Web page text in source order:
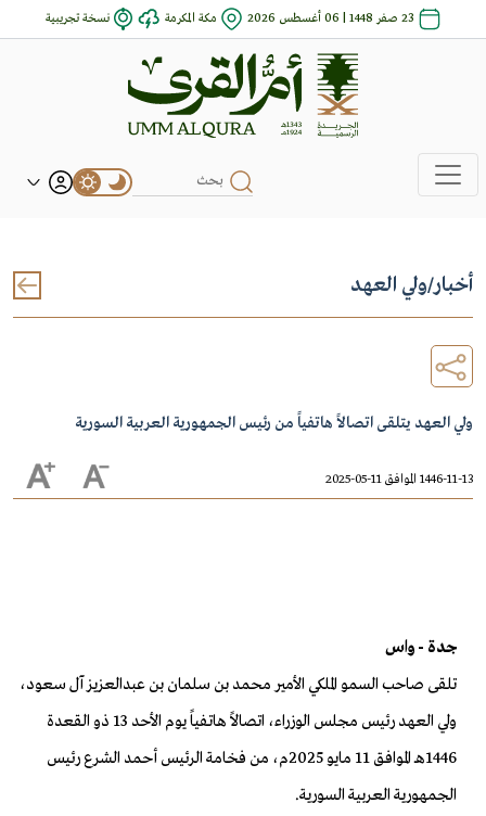
23 صفر 1448 | 06 أغسطس 2026 مكة المكرمة نسخة تجريبية
أخبار/ولي العهد
ولي العهد يتلقى اتصالاً هاتفياً من رئيس الجمهورية العربية السورية
1446-11-13 الموافق 11-05-2025
جدة - واس
تلقى صاحب السمو الملكي الأمير محمد بن سلمان بن عبدالعزيز آل سعود،
ولي العهد رئيس مجلس الوزراء، اتصالاً هاتفياً يوم الأحد 13 ذو القعدة
1446هـ الموافق 11 مايو 2025م، من فخامة الرئيس أحمد الشرع رئيس
الجمهورية العربية السورية.